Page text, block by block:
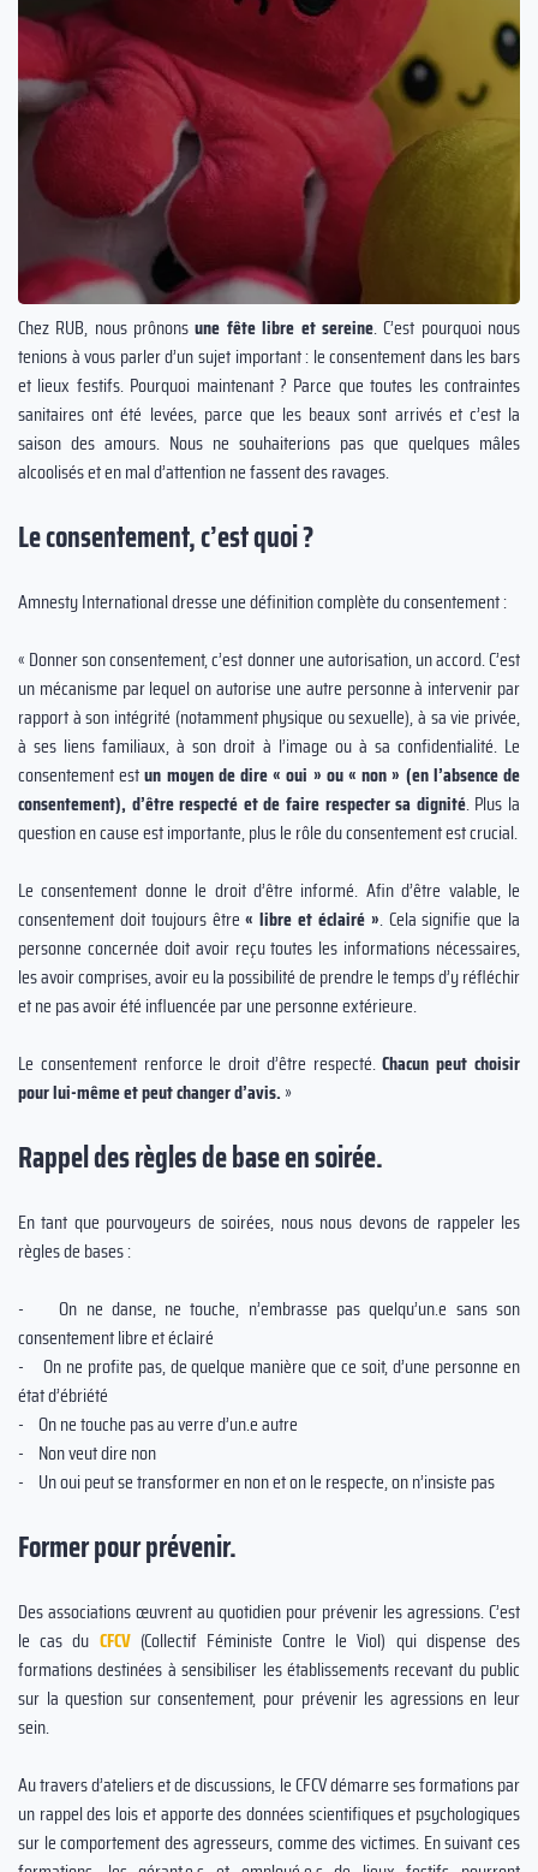
Chez RUB, nous prônonsune fête libre et sereine. C’est pourquoi nous
tenions à vous parler d’un sujet important : le consentement dans les bars
et lieux festifs. Pourquoi maintenant ? Parce que toutes les contraintes
sanitaires ont été levées, parce que les beaux sont arrivés et c’est la
saison des amours. Nous ne souhaiterions pas que quelques mâles
alcoolisés et en mal d’attention ne fassent des ravages.
Le consentement, c’est quoi ?
Amnesty International dresse une définition complète du consentement :
« Donner son consentement, c’est donner une autorisation, un accord. C’est
un mécanisme par lequel on autorise une autre personne à intervenir par
rapport à son intégrité (notamment physique ou sexuelle), à sa vie privée,
à ses liens familiaux, à son droit à l’image ou à sa confidentialité. Le
consentement estun moyen de dire « oui » ou « non » (en l’absence de
consentement), d’être respecté et de faire respecter sa dignité. Plus la
question en cause est importante, plus le rôle du consentement est crucial.
Le consentement donne le droit d’être informé. Afin d’être valable, le
consentement doit toujours être« libre et éclairé ». Cela signifie que la
personne concernée doit avoir reçu toutes les informations nécessaires,
les avoir comprises, avoir eu la possibilité de prendre le temps d’y réfléchir
et ne pas avoir été influencée par une personne extérieure.
Le consentement renforce le droit d’être respecté.Chacun peut choisir
pour lui-même et peut changer d’avis. »
Rappel des règles de base en soirée.
En tant que pourvoyeurs de soirées, nous nous devons de rappeler les
règles de bases :
- On ne danse, ne touche, n’embrasse pas quelqu’un.e sans son
consentement libre et éclairé
- On ne profite pas, de quelque manière que ce soit, d’une personne en
état d’ébriété
- On ne touche pas au verre d’un.e autre
- Non veut dire non
- Un oui peut se transformer en non et on le respecte, on n’insiste pas
Former pour prévenir.
Des associations œuvrent au quotidien pour prévenir les agressions. C’est
le cas du CFCV(Collectif Féministe Contre le Viol) qui dispense des
formations destinées à sensibiliser les établissements recevant du public
sur la question sur consentement, pour prévenir les agressions en leur
sein.
Au travers d’ateliers et de discussions, le CFCV démarre ses formations par
un rappel des lois et apporte des données scientifiques et psychologiques
sur le comportement des agresseurs, comme des victimes. En suivant ces